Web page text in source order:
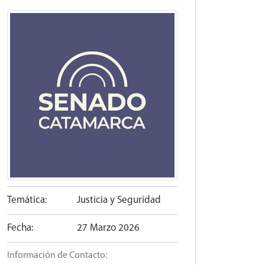
Temática: Justicia y Seguridad
Fecha: 27 Marzo 2026
Información de Contacto: